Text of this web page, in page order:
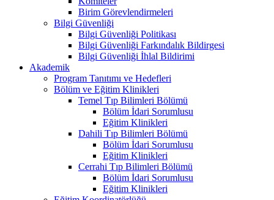
Birim Görevlendirmeleri
Bilgi Güvenliği
Bilgi Güvenliği Politikası
Bilgi Güvenliği Farkındalık Bildirgesi
Bilgi Güvenliği İhlal Bildirimi
Akademik
Program Tanıtımı ve Hedefleri
Bölüm ve Eğitim Klinikleri
Temel Tıp Bilimleri Bölümü
Bölüm İdari Sorumlusu
Eğitim Klinikleri
Dahili Tıp Bilimleri Bölümü
Bölüm İdari Sorumlusu
Eğitim Klinikleri
Cerrahi Tıp Bilimleri Bölümü
Bölüm İdari Sorumlusu
Eğitim Klinikleri